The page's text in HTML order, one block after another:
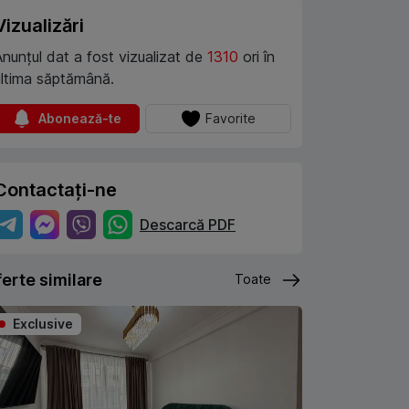
dat a fost vizualizat de 1310 ori în
săptămână.
Abonează-te Favorite
ne
Descarcă PDF
similare Toate
Exclusive